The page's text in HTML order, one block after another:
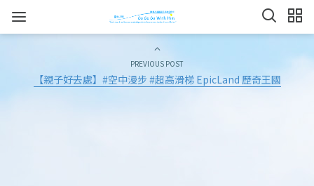
PREVIOUS POST
【親子好去處】#空中漫步 #超高滑梯 EpicLand 歷奇王國